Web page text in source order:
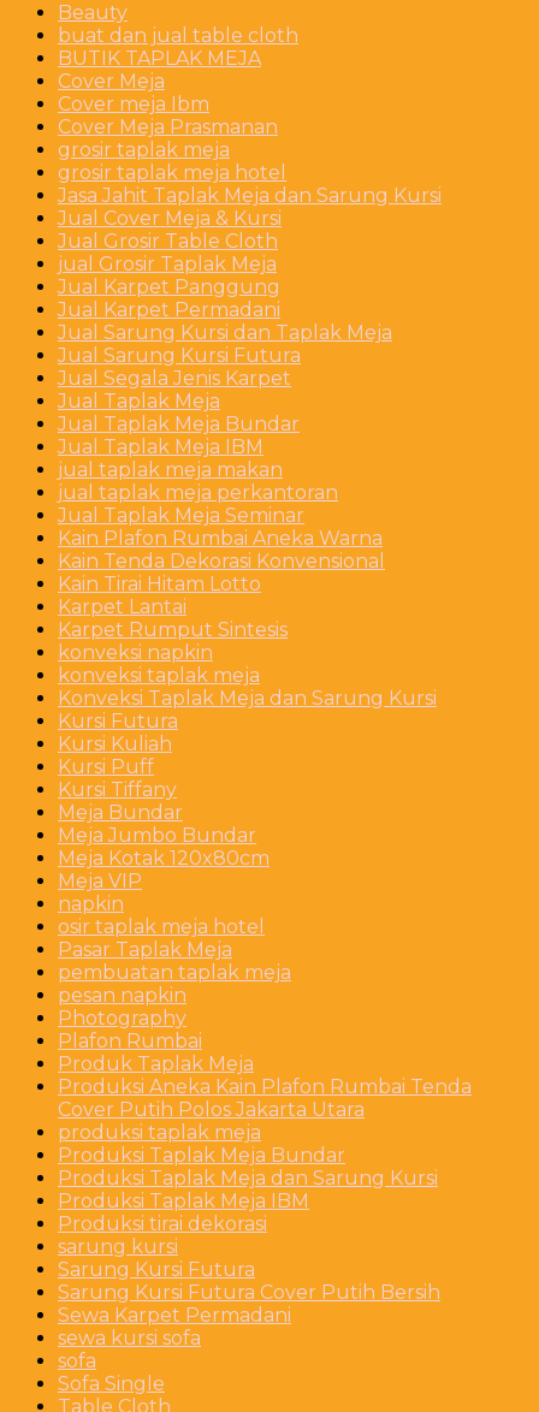
Beauty
buat dan jual table cloth
BUTIK TAPLAK MEJA
Cover Meja
Cover meja Ibm
Cover Meja Prasmanan
grosir taplak meja
grosir taplak meja hotel
Jasa Jahit Taplak Meja dan Sarung Kursi
Jual Cover Meja & Kursi
Jual Grosir Table Cloth
jual Grosir Taplak Meja
Jual Karpet Panggung
Jual Karpet Permadani
Jual Sarung Kursi dan Taplak Meja
Jual Sarung Kursi Futura
Jual Segala Jenis Karpet
Jual Taplak Meja
Jual Taplak Meja Bundar
Jual Taplak Meja IBM
jual taplak meja makan
jual taplak meja perkantoran
Jual Taplak Meja Seminar
Kain Plafon Rumbai Aneka Warna
Kain Tenda Dekorasi Konvensional
Kain Tirai Hitam Lotto
Karpet Lantai
Karpet Rumput Sintesis
konveksi napkin
konveksi taplak meja
Konveksi Taplak Meja dan Sarung Kursi
Kursi Futura
Kursi Kuliah
Kursi Puff
Kursi Tiffany
Meja Bundar
Meja Jumbo Bundar
Meja Kotak 120x80cm
Meja VIP
napkin
osir taplak meja hotel
Pasar Taplak Meja
pembuatan taplak meja
pesan napkin
Photography
Plafon Rumbai
Produk Taplak Meja
Produksi Aneka Kain Plafon Rumbai Tenda
Cover Putih Polos Jakarta Utara
produksi taplak meja
Produksi Taplak Meja Bundar
Produksi Taplak Meja dan Sarung Kursi
Produksi Taplak Meja IBM
Produksi tirai dekorasi
sarung kursi
Sarung Kursi Futura
Sarung Kursi Futura Cover Putih Bersih
Sewa Karpet Permadani
sewa kursi sofa
sofa
Sofa Single
Table Cloth